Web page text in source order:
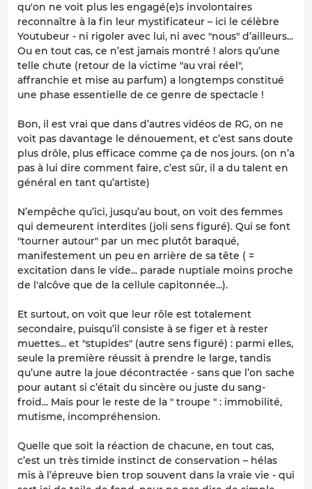
qu'on ne voit plus les engagé(e)s involontaires
reconnaître à la fin leur mystificateur – ici le célèbre
Youtubeur - ni rigoler avec lui, ni avec "nous" d’ailleurs...
Ou en tout cas, ce n’est jamais montré ! alors qu’une
telle chute (retour de la victime "au vrai réel",
affranchie et mise au parfum) a longtemps constitué
une phase essentielle de ce genre de spectacle !
Bon, il est vrai que dans d’autres vidéos de RG, on ne
voit pas davantage le dénouement, et c’est sans doute
plus drôle, plus efficace comme ça de nos jours. (on n’a
pas à lui dire comment faire, c’est sûr, il a du talent en
général en tant qu’artiste)
N’empêche qu’ici, jusqu’au bout, on voit des femmes
qui demeurent interdites (joli sens figuré). Qui se font
"tourner autour" par un mec plutôt baraqué,
manifestement un peu en arrière de sa tête ( =
excitation dans le vide... parade nuptiale moins proche
de l'alcôve que de la cellule capitonnée...).
Et surtout, on voit que leur rôle est totalement
secondaire, puisqu’il consiste à se figer et à rester
muettes... et "stupides" (autre sens figuré) : parmi elles,
seule la première réussit à prendre le large, tandis
qu’une autre la joue décontractée - sans que l’on sache
pour autant si c’était du sincère ou juste du sang-
froid... Mais pour le reste de la " troupe " : immobilité,
mutisme, incompréhension.
Quelle que soit la réaction de chacune, en tout cas,
c’est un très timide instinct de conservation – hélas
mis à l’épreuve bien trop souvent dans la vraie vie - qui